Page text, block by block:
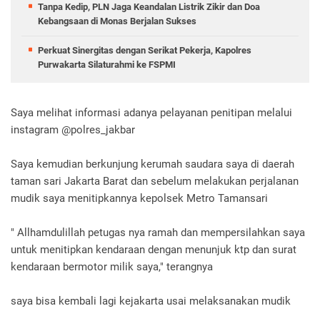
Tanpa Kedip, PLN Jaga Keandalan Listrik Zikir dan Doa
Kebangsaan di Monas Berjalan Sukses
Perkuat Sinergitas dengan Serikat Pekerja, Kapolres
Purwakarta Silaturahmi ke FSPMI
Saya melihat informasi adanya pelayanan penitipan melalui
instagram @polres_jakbar
Saya kemudian berkunjung kerumah saudara saya di daerah
taman sari Jakarta Barat dan sebelum melakukan perjalanan
mudik saya menitipkannya kepolsek Metro Tamansari
" Allhamdulillah petugas nya ramah dan mempersilahkan saya
untuk menitipkan kendaraan dengan menunjuk ktp dan surat
kendaraan bermotor milik saya," terangnya
saya bisa kembali lagi kejakarta usai melaksanakan mudik